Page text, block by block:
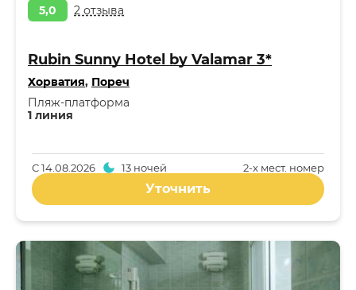
5,0 2 отзыва
Rubin Sunny Hotel by Valamar 3*
Хорватия, Пореч
1 линия
Пляж-платформа
2-x мест. номер
С14.08.2026 13 ночей
Уточнить